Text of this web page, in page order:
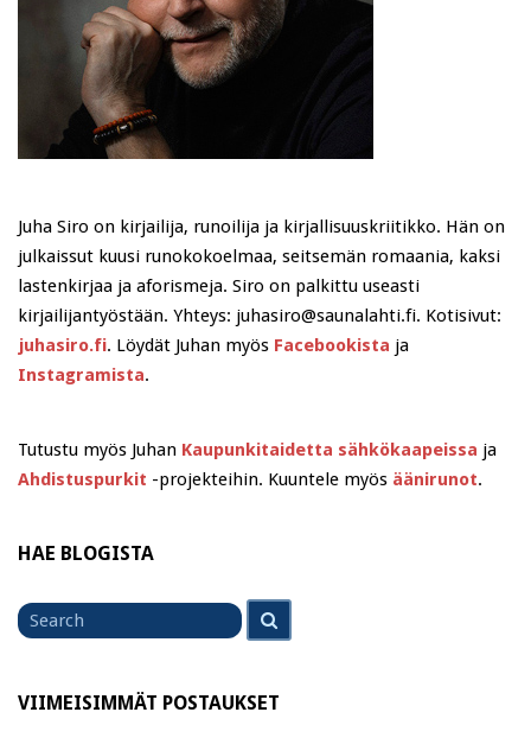
Juha Siro on kirjailija, runoilija ja kirjallisuuskriitikko. Hän on
julkaissut kuusi runokokoelmaa, seitsemän romaania, kaksi
lastenkirjaa ja aforismeja. Siro on palkittu useasti
kirjailijantyöstään. Yhteys: juhasiro@saunalahti.fi. Kotisivut:
juhasiro.fi. Löydät Juhan myös Facebookista ja
Instagramista.
Tutustu myös Juhan Kaupunkitaidetta sähkökaapeissa ja
Ahdistuspurkit -projekteihin. Kuuntele myös äänirunot.
HAE BLOGISTA
Search
for
VIIMEISIMMÄT POSTAUKSET